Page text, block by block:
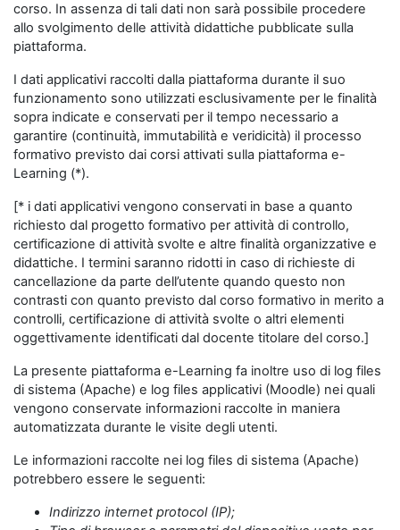
corso. In assenza di tali dati non sarà possibile procedere
allo svolgimento delle attività didattiche pubblicate sulla
piattaforma.
I dati applicativi raccolti dalla piattaforma durante il suo
funzionamento sono utilizzati esclusivamente per le finalità
sopra indicate e conservati per il tempo necessario a
garantire (continuità, immutabilità e veridicità) il processo
formativo previsto dai corsi attivati sulla piattaforma e-
Learning (*).
[* i dati applicativi vengono conservati in base a quanto
richiesto dal progetto formativo per attività di controllo,
certificazione di attività svolte e altre finalità organizzative e
didattiche. I termini saranno ridotti in caso di richieste di
cancellazione da parte dell’utente quando questo non
contrasti con quanto previsto dal corso formativo in merito a
controlli, certificazione di attività svolte o altri elementi
oggettivamente identificati dal docente titolare del corso.]
La presente piattaforma e-Learning fa inoltre uso di log files
di sistema (Apache) e log files applicativi (Moodle) nei quali
vengono conservate informazioni raccolte in maniera
automatizzata durante le visite degli utenti.
Le informazioni raccolte nei log files di sistema (Apache)
potrebbero essere le seguenti:
Indirizzo internet protocol (IP);